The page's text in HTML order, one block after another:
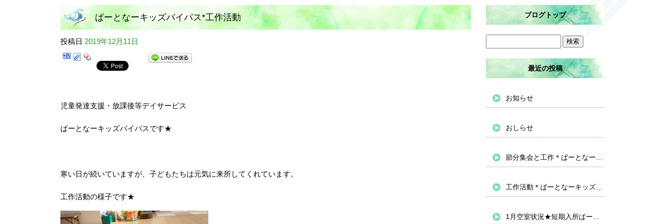
ぱーとなーキッズバイパス*工作活動
投稿日 2019年12月11日
児童発達支援・放課後等デイサービス
ぱーとなーキッズバイパスです★
寒い日が続いていますが、子どもたちは元気に来所してくれています。
工作活動の様子です★
ブログトップ
最近の投稿
お知らせ
おしらせ